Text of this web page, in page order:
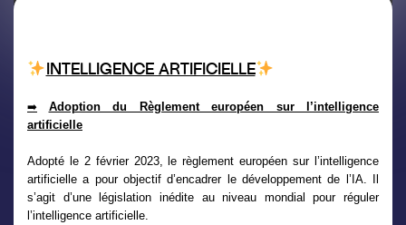
INTELLIGENCE ARTIFICIELLE
➡
Adoption du Règlement européen sur l’intelligence
artificielle
Adopté le 2 février 2023, le règlement européen sur l’intelligence
artificielle a pour objectif d’encadrer le développement de l’IA. Il
s’agit d’une législation inédite au niveau mondial pour réguler
l’intelligence artificielle.